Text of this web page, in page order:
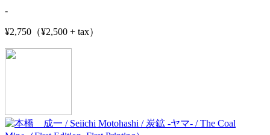
-
¥2,750（¥2,500 + tax）